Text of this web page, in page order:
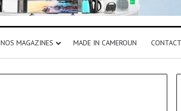
NOS MAGAZINES MADE IN CAMEROUN CONTACT